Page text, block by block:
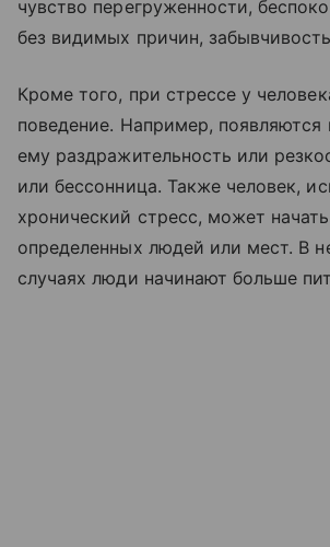
чувство перегруженности,
без видимых причин,
Кроме того, при стрессе у
поведение. Например, появляются
ему раздражительность или
или бессонница. Также человек,
хронический стресс, может начать
определенных людей или мест. В
случаях люди начинают больше